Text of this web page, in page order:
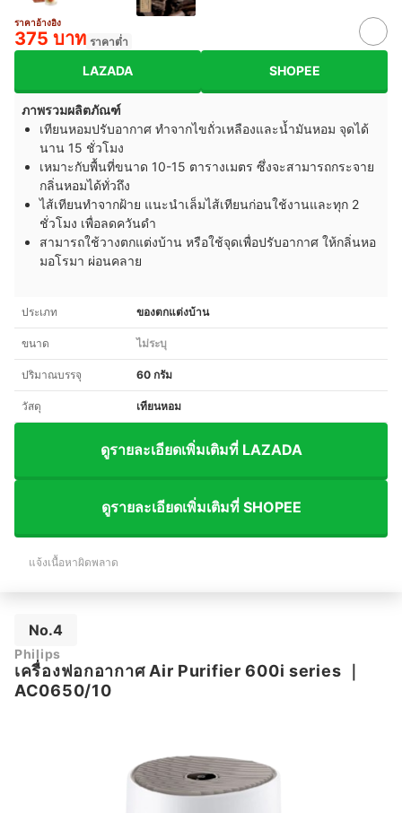
ราคาอ้างอิง
375 บาท ราคาต่ำ
LAZADA SHOPEE
ภาพรวมผลิตภัณฑ์
เทียนหอมปรับอากาศ ทำจากไขถั่วเหลืองและน้ำมันหอม จุดได้
นาน 15 ชั่วโมง
เหมาะกับพื้นที่ขนาด 10-15 ตารางเมตร ซึ่งจะสามารถกระจาย
กลิ่นหอมได้ทั่วถึง
ไส้เทียนทำจากฝ้าย แนะนำเล็มไส้เทียนก่อนใช้งานและทุก 2
ชั่วโมง เพื่อลดควันดำ
สามารถใช้วางตกแต่งบ้าน หรือใช้จุดเพื่อปรับอากาศ ให้กลิ่นหอ
มอโรมา ผ่อนคลาย
ประเภท ของตกแต่งบ้าน
ขนาด ไม่ระบุ
ปริมาณบรรจุ 60 กรัม
วัสดุ เทียนหอม
ดูรายละเอียดเพิ่มเติมที่ LAZADA
ดูรายละเอียดเพิ่มเติมที่ SHOPEE
แจ้งเนื้อหาผิดพลาด
No.4
Philips
เครื่องฟอกอากาศ Air Purifier 600i series
AC0650/10